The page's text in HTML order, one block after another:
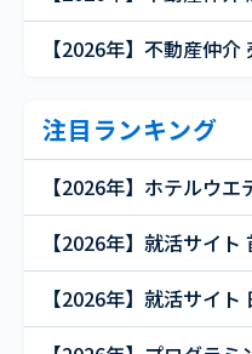
【2026年】不動産仲介
注目ランキング
【2026年】ホテルウ
【2026年】就活サイト
【2026年】就活サイ